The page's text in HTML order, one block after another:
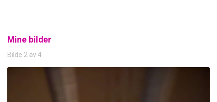
Mine bilder
Bilde 2 av 4